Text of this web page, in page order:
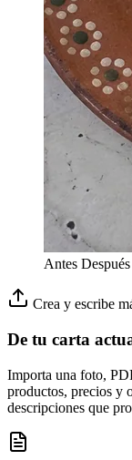
Antes Después
Crea y escribe
De tu carta
Importa una foto,
productos, precios y
descripciones que